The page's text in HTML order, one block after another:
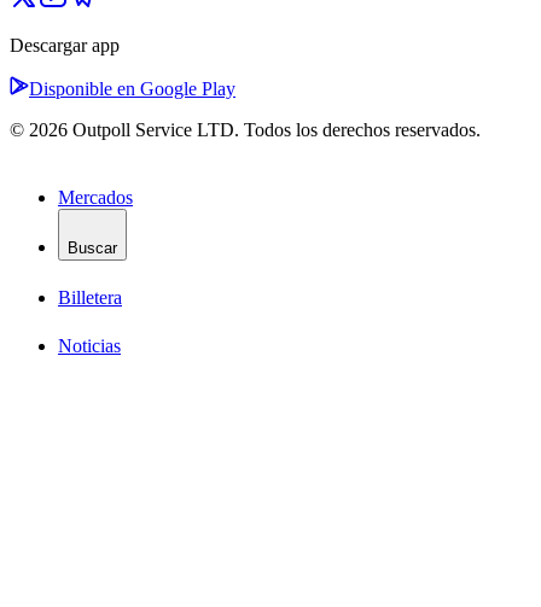
Descargar app
Disponible en Google Play
© 2026 Outpoll Service LTD. Todos los derechos reservados.
Mercados
Buscar
Billetera
Noticias